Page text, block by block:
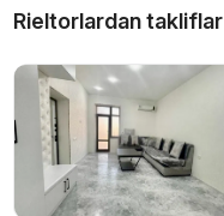
Rieltorlardan takliflar